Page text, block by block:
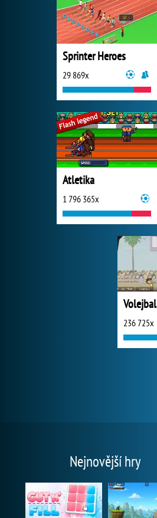
Sprinter Heroes
29 869x
Atletika
1 796 365x
Volejbal
236 725x
Nejnovější hry